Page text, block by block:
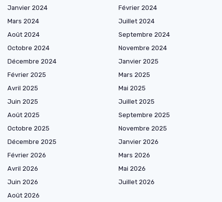
Janvier 2024
Février 2024
Mars 2024
Juillet 2024
Août 2024
Septembre 2024
Octobre 2024
Novembre 2024
Décembre 2024
Janvier 2025
Février 2025
Mars 2025
Avril 2025
Mai 2025
Juin 2025
Juillet 2025
Août 2025
Septembre 2025
Octobre 2025
Novembre 2025
Décembre 2025
Janvier 2026
Février 2026
Mars 2026
Avril 2026
Mai 2026
Juin 2026
Juillet 2026
Août 2026